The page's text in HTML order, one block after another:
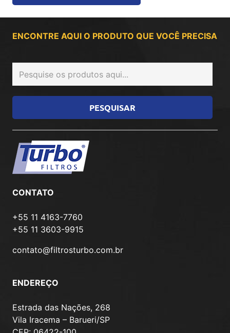
ENCONTRE AQUI O PRODUTO QUE VOCÊ PRECISA
CONTATO
+55 11 4163-7760
+55 11 3603-9915
contato@filtrosturbo.com.br
ENDEREÇO
Estrada das Nações, 268
Vila Iracema – Barueri/SP